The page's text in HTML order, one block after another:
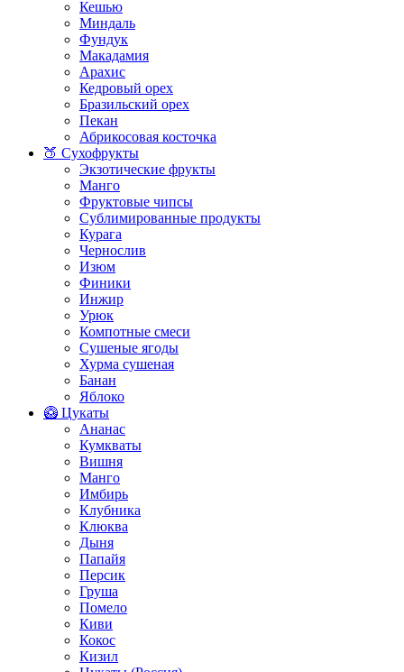
Кешью
Миндаль
Фундук
Макадамия
Арахис
Кедровый орех
Бразильский орех
Пекан
Абрикосовая косточка
🍑 Сухофрукты
Экзотические фрукты
Манго
Фруктовые чипсы
Сублимированные продукты
Курага
Чернослив
Изюм
Финики
Инжир
Урюк
Компотные смеси
Сушеные ягоды
Хурма сушеная
Банан
Яблоко
🥝 Цукаты
Ананас
Кумкваты
Вишня
Манго
Имбирь
Клубника
Клюква
Дыня
Папайя
Персик
Груша
Помело
Киви
Кокос
Кизил